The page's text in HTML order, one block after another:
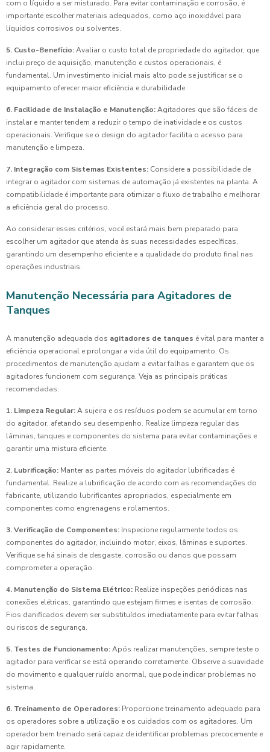
com o líquido a ser misturado. Para evitar contaminação e corrosão, é
importante escolher materiais adequados, como aço inoxidável para
líquidos corrosivos ou solventes.
5. Custo-Benefício:Avaliar o custo total de propriedade do agitador, que
inclui preço de aquisição, manutenção e custos operacionais, é
fundamental. Um investimento inicial mais alto pode se justificar se o
equipamento oferecer maior eficiência e durabilidade.
6. Facilidade de Instalação e Manutenção:Agitadores que são fáceis de
instalar e manter tendem a reduzir o tempo de inatividade e os custos
operacionais. Verifique se o design do agitador facilita o acesso para
manutenção e limpeza.
7. Integração com Sistemas Existentes: Considere a possibilidade de
integrar o agitador com sistemas de automação já existentes na planta. A
compatibilidade é importante para otimizar o fluxo de trabalho e melhorar
a eficiência geral do processo.
Ao considerar esses critérios, você estará mais bem preparado para
escolher um agitador que atenda às suas necessidades específicas,
garantindo um desempenho eficiente e a qualidade do produto final nas
operações industriais.
Manutenção Necessária para Agitadores de
Tanques
A manutenção adequada dos agitadores de tanques é vital para manter a
eficiência operacional e prolongar a vida útil do equipamento. Os
procedimentos de manutenção ajudam a evitar falhas e garantem que os
agitadores funcionem com segurança. Veja as principais práticas
recomendadas:
1. Limpeza Regular:A sujeira e os resíduos podem se acumular em torno
do agitador, afetando seu desempenho. Realize limpeza regular das
lâminas, tanques e componentes do sistema para evitar contaminações e
garantir uma mistura eficiente.
2. Lubrificação: Manter as partes móveis do agitador lubrificadas é
fundamental. Realize a lubrificação de acordo com as recomendações do
fabricante, utilizando lubrificantes apropriados, especialmente em
componentes como engrenagens e rolamentos.
3. Verificação de Componentes: Inspecione regularmente todos os
componentes do agitador, incluindo motor, eixos, lâminas e suportes.
Verifique se há sinais de desgaste, corrosão ou danos que possam
comprometer a operação.
4. Manutenção do Sistema Elétrico: Realize inspeções periódicas nas
conexões elétricas, garantindo que estejam firmes e isentas de corrosão.
Fios danificados devem ser substituídos imediatamente para evitar falhas
ou riscos de segurança.
5. Testes de Funcionamento:Após realizar manutenções, sempre teste o
agitador para verificar se está operando corretamente. Observe a suavidade
do movimento e qualquer ruído anormal, que pode indicar problemas no
sistema.
6. Treinamento de Operadores: Proporcione treinamento adequado para
os operadores sobre a utilização e os cuidados com os agitadores. Um
operador bem treinado será capaz de identificar problemas precocemente e
agir rapidamente.